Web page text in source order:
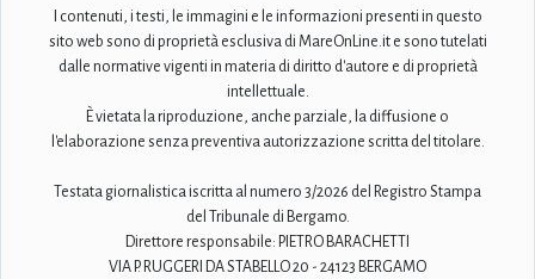
I contenuti, i testi, le immagini e le informazioni presenti in questo
sito web sono di proprietà esclusiva di MareOnLine.it e sono tutelati
dalle normative vigenti in materia di diritto d'autore e di proprietà
intellettuale.
È vietata la riproduzione, anche parziale, la diffusione o
l'elaborazione senza preventiva autorizzazione scritta del titolare.
Testata giornalistica iscritta al numero 3/2026 del Registro Stampa
del Tribunale di Bergamo.
Direttore responsabile: PIETRO BARACHETTI
VIA P. RUGGERI DA STABELLO 20 - 24123 BERGAMO